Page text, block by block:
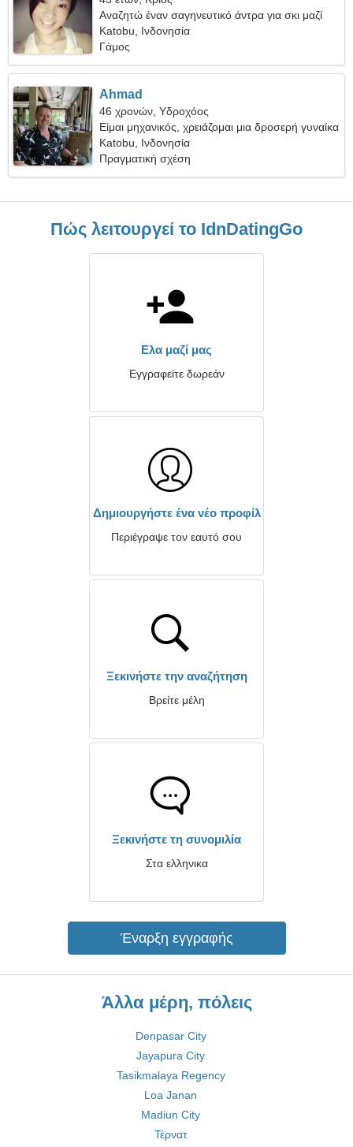
Αναζητώ έναν σαγηνευτικό άντρα για σκι μαζί
Katobu, Ινδονησία
Γάμος
Ahmad
46 χρονών, Υδροχόος
Είμαι μηχανικός, χρειάζομαι μια δροσερή γυναίκα
Katobu, Ινδονησία
Πραγματική σχέση
Πώς λειτουργεί το IdnDatingGo
Ελα μαζί μας
Εγγραφείτε δωρεάν
Δημιουργήστε ένα νέο προφίλ
Περιέγραψε τον εαυτό σου
Ξεκινήστε την αναζήτηση
Βρείτε μέλη
Ξεκινήστε τη συνομιλία
Στα ελληνικα
Έναρξη εγγραφής
Άλλα μέρη, πόλεις
Denpasar City
Jayapura City
Tasikmalaya Regency
Loa Janan
Madiun City
Τέρνατ